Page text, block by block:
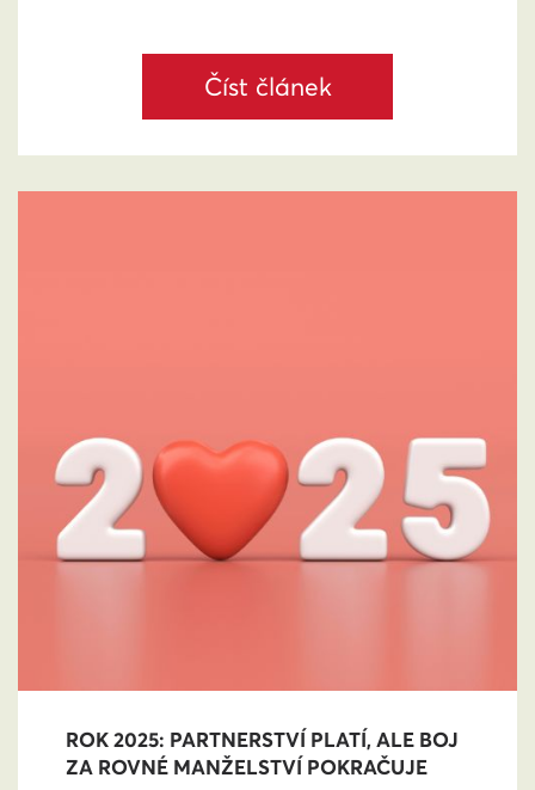
Číst článek
ROK 2025: PARTNERSTVÍ PLATÍ, ALE BOJ
ZA ROVNÉ MANŽELSTVÍ POKRAČUJE